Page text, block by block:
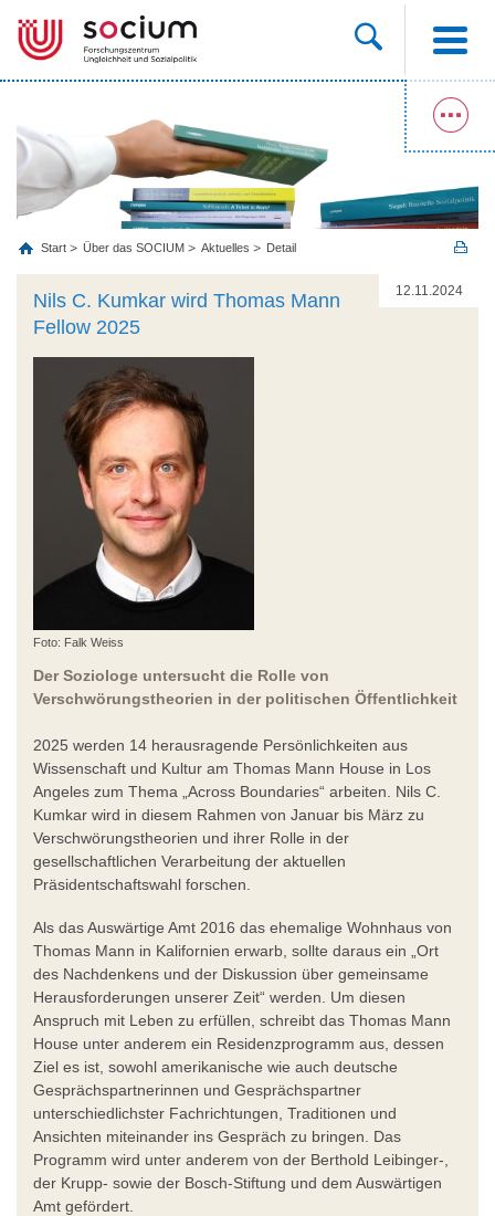
Start Über das SOCIUM Aktuelles Detail
12.11.2024
Nils C. Kumkar wird Thomas Mann
Fellow 2025
Foto: Falk Weiss
Der Soziologe untersucht die Rolle von
Verschwörungstheorien in der politischen Öffentlichkeit
2025 werden 14 herausragende Persönlichkeiten aus
Wissenschaft und Kultur am Thomas Mann House in Los
Angeles zum Thema „Across Boundaries“ arbeiten. Nils C.
Kumkar wird in diesem Rahmen von Januar bis März zu
Verschwörungstheorien und ihrer Rolle in der
gesellschaftlichen Verarbeitung der aktuellen
Präsidentschaftswahl forschen.
Als das Auswärtige Amt 2016 das ehemalige Wohnhaus von
Thomas Mann in Kalifornien erwarb, sollte daraus ein „Ort
des Nachdenkens und der Diskussion über gemeinsame
Herausforderungen unserer Zeit“ werden. Um diesen
Anspruch mit Leben zu erfüllen, schreibt das Thomas Mann
House unter anderem ein Residenzprogramm aus, dessen
Ziel es ist, sowohl amerikanische wie auch deutsche
Gesprächspartnerinnen und Gesprächspartner
unterschiedlichster Fachrichtungen, Traditionen und
Ansichten miteinander ins Gespräch zu bringen. Das
Programm wird unter anderem von der Berthold Leibinger-,
der Krupp- sowie der Bosch-Stiftung und dem Auswärtigen
Amt gefördert.